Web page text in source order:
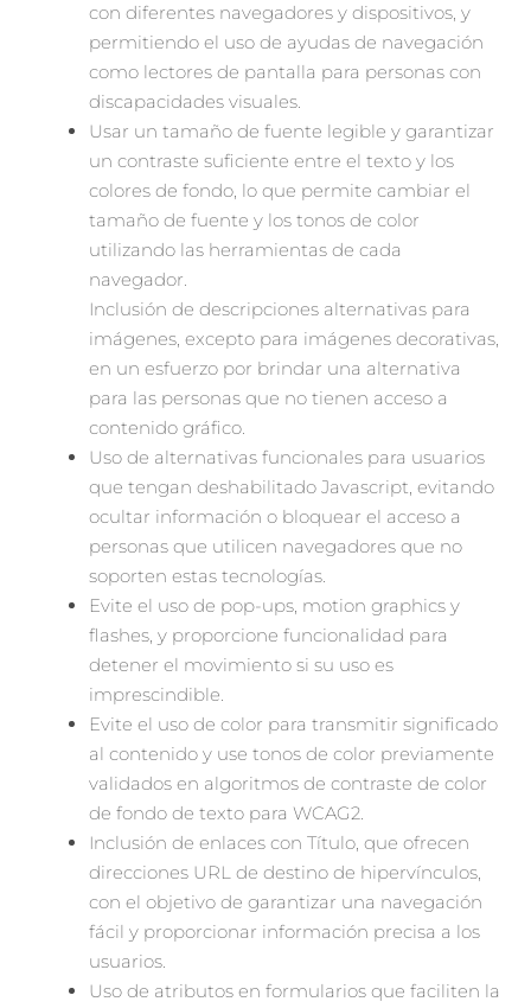
con diferentes navegadores y dispositivos, y
permitiendo el uso de ayudas de navegación
como lectores de pantalla para personas con
discapacidades visuales.
Usar un tamaño de fuente legible y garantizar
un contraste suficiente entre el texto y los
colores de fondo, lo que permite cambiar el
tamaño de fuente y los tonos de color
utilizando las herramientas de cada
navegador.
Inclusión de descripciones alternativas para
imágenes, excepto para imágenes decorativas,
en un esfuerzo por brindar una alternativa
para las personas que no tienen acceso a
contenido gráfico.
Uso de alternativas funcionales para usuarios
que tengan deshabilitado Javascript, evitando
ocultar información o bloquear el acceso a
personas que utilicen navegadores que no
soporten estas tecnologías.
Evite el uso de pop-ups, motion graphics y
flashes, y proporcione funcionalidad para
detener el movimiento si su uso es
imprescindible.
Evite el uso de color para transmitir significado
al contenido y use tonos de color previamente
validados en algoritmos de contraste de color
de fondo de texto para WCAG2.
Inclusión de enlaces con Título, que ofrecen
direcciones URL de destino de hipervínculos,
con el objetivo de garantizar una navegación
fácil y proporcionar información precisa a los
usuarios.
Uso de atributos en formularios que faciliten la